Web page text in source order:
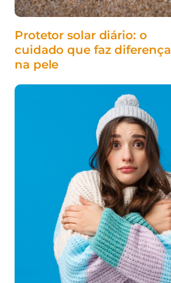
Protetor solar diário: o
cuidado que faz diferença
na pele